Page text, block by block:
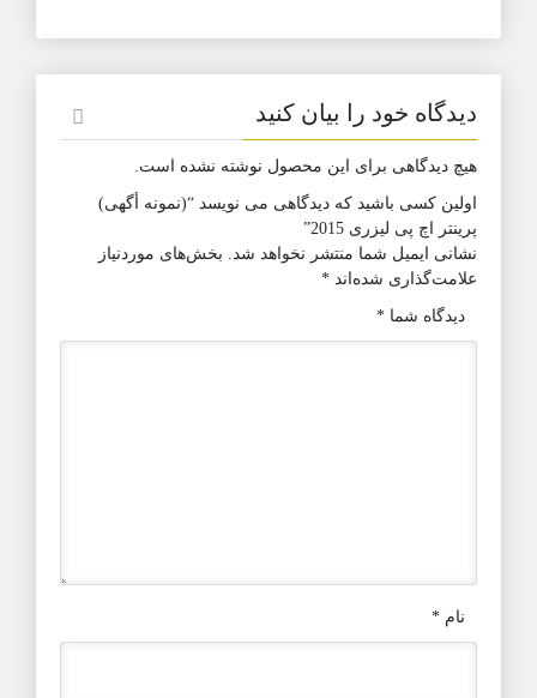
دیدگاه خود را بیان کنید
هیچ دیدگاهی برای این محصول نوشته نشده است.
اولین کسی باشید که دیدگاهی می نویسد “(نمونه أگهی)
پرینتر اچ پی لیزری 2015”
نشانی ایمیل شما منتشر نخواهد شد. بخش‌های موردنیاز
علامت‌گذاری شده‌اند *
دیدگاه شما *
نام *